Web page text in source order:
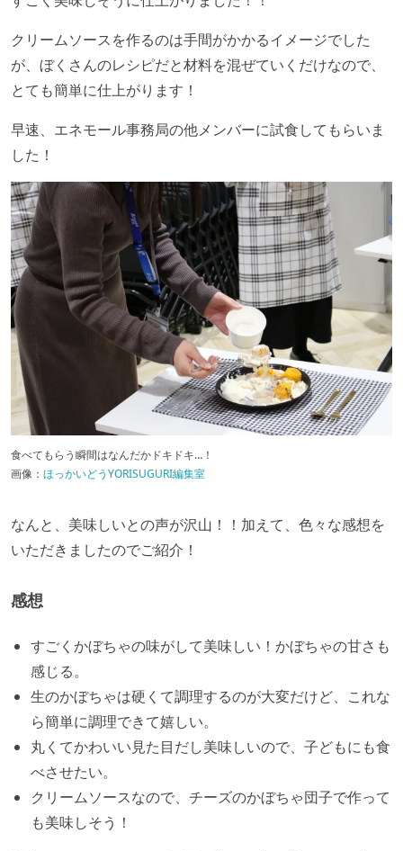
クリームソースを作るのは手間がかかるイメージでした
が、ぼくさんのレシピだと材料を混ぜていくだけなので、
とても簡単に仕上がります！
早速、エネモール事務局の他メンバーに試食してもらいま
した！
食べてもらう瞬間はなんだかドキドキ…！
画像： ほっかいどうYORISUGURI編集室
なんと、美味しいとの声が沢山！！加えて、色々な感想を
いただきましたのでご紹介！
感想
すごくかぼちゃの味がして美味しい！かぼちゃの甘さも
感じる。
生のかぼちゃは硬くて調理するのが大変だけど、これな
ら簡単に調理できて嬉しい。
丸くてかわいい見た目だし美味しいので、子どもにも食
べさせたい。
クリームソースなので、チーズのかぼちゃ団子で作って
も美味しそう！